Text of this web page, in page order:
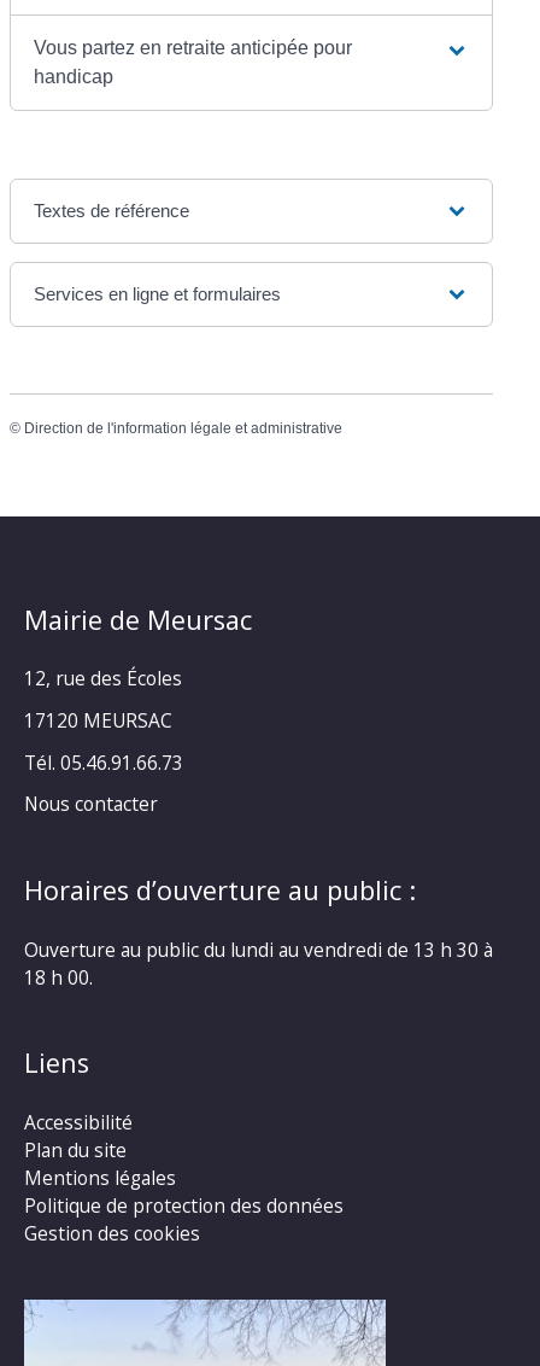
Vous partez en retraite anticipée pour
handicap
Textes de référence
Services en ligne et formulaires
© Direction de l'information légale et administrative
Mairie de Meursac
12, rue des Écoles
17120 MEURSAC
Tél. 05.46.91.66.73
Nous contacter
Horaires d’ouverture au public :
Ouverture au public du lundi au vendredi de 13 h 30 à
18 h 00.
Liens
Accessibilité
Plan du site
Mentions légales
Politique de protection des données
Gestion des cookies